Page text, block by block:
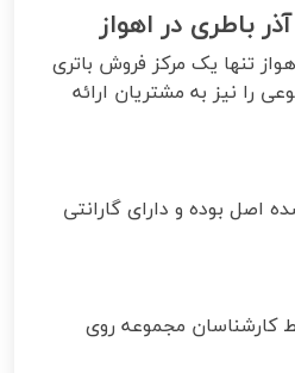
باطری در اهواز
تنها یک مرکز فروش باتری
را نیز به مشتریان ارائه
اصل بوده و دارای گارانتی
کارشناسان مجموعه روی